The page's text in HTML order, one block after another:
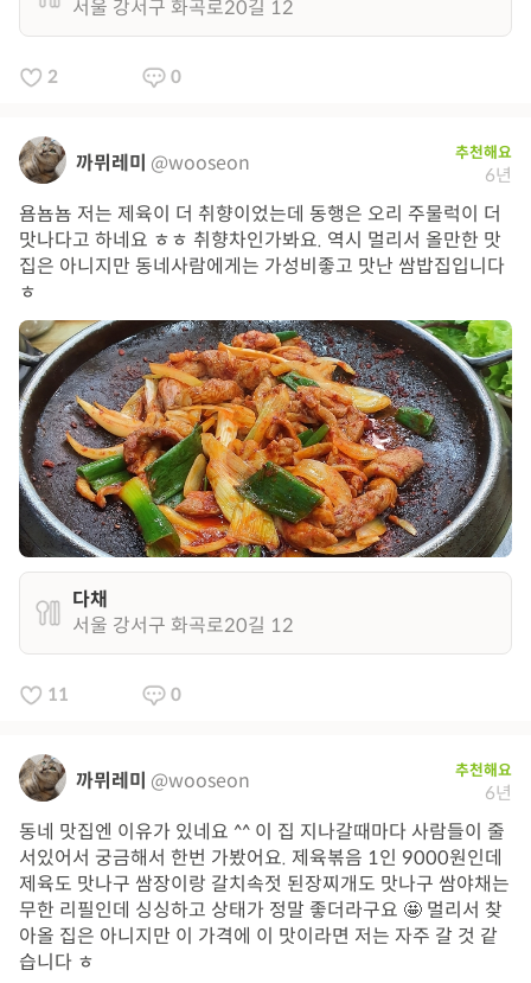
서울 강서구 화곡로20길 12
2 0
까뮈레미 @wooseon 추천해요
6년
욤뇸뇸 저는 제육이 더 취향이었는데 동행은 오리 주물럭이 더
맛나다고 하네요 ㅎㅎ 취향차인가봐요. 역시 멀리서 올만한 맛
집은 아니지만 동네사람에게는 가성비좋고 맛난 쌈밥집입니다
ㅎ
다채
서울 강서구 화곡로20길 12
11 0
까뮈레미 @wooseon 추천해요
6년
동네 맛집엔 이유가 있네요 ^^ 이 집 지나갈때마다 사람들이 줄
서있어서 궁금해서 한번 가봤어요. 제육볶음 1인 9000원인데
제육도 맛나구 쌈장이랑 갈치속젓 된장찌개도 맛나구 쌈야채는
무한 리필인데 싱싱하고 상태가 정말 좋더라구요 🤩 멀리서 찾
아올 집은 아니지만 이 가격에 이 맛이라면 저는 자주 갈 것 같
습니다 ㅎ